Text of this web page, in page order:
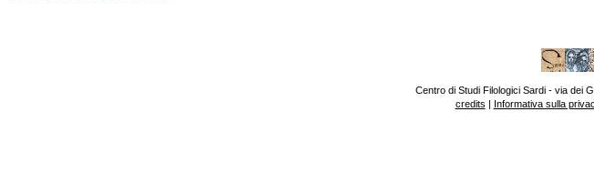
Centro di Studi Filologici Sardi - via dei
credits | Informativa sulla